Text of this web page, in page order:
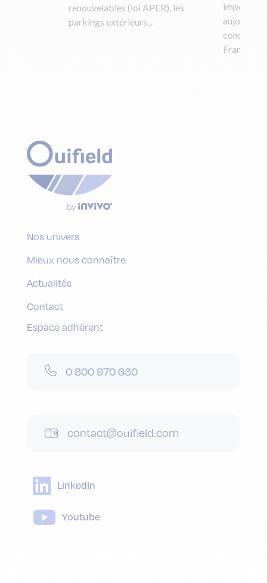
renouvelables (loi APER), les
parkings extérieurs...
importées
France.
Nos univers
Mieux nous connaître
Actualités
Contact
Espace adhérent
0 800 970 630
contact@ouifield.com
LinkedIn
Youtube